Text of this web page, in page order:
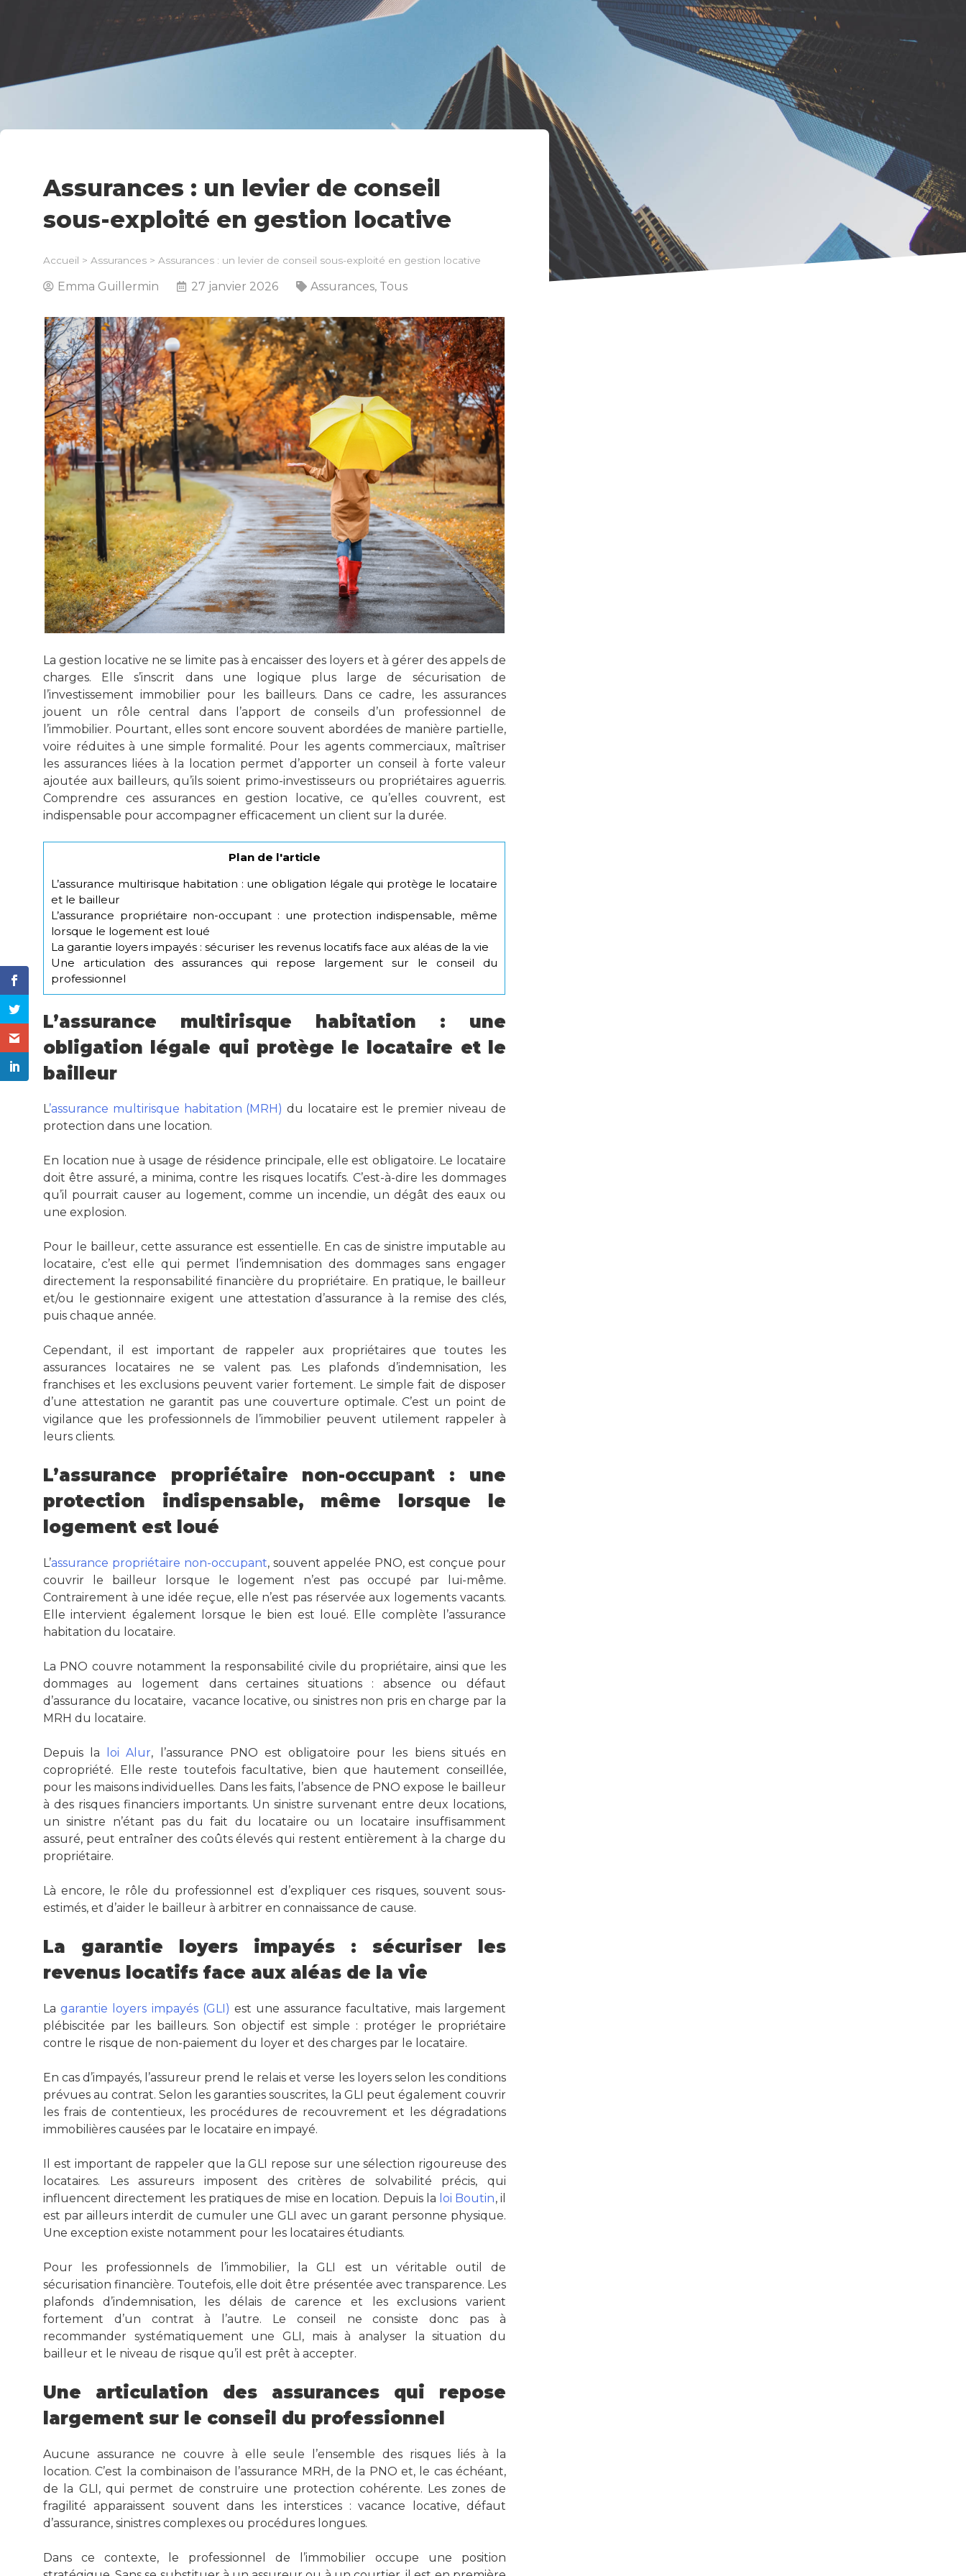
Assurances : un levier de conseil
sous-exploité en gestion locative
Accueil > Assurances > Assurances : un levier de conseil sous-exploité en gestion locative
Emma Guillermin 27 janvier 2026 Assurances, Tous
La gestion locative ne se limite pas à encaisser des loyers et à gérer des appels de
charges. Elle s’inscrit dans une logique plus large de sécurisation de
l’investissement immobilier pour les bailleurs. Dans ce cadre, les assurances
jouent un rôle central dans l’apport de conseils d’un professionnel de
l’immobilier. Pourtant, elles sont encore souvent abordées de manière partielle,
voire réduites à une simple formalité. Pour les agents commerciaux, maîtriser
les assurances liées à la location permet d’apporter un conseil à forte valeur
ajoutée aux bailleurs, qu’ils soient primo-investisseurs ou propriétaires aguerris.
Comprendre ces assurances en gestion locative, ce qu’elles couvrent, est
indispensable pour accompagner efficacement un client sur la durée.
Plan de l'article
L’assurance multirisque habitation : une obligation légale qui protège le locataire
et le bailleur
L’assurance propriétaire non-occupant : une protection indispensable, même
lorsque le logement est loué
La garantie loyers impayés : sécuriser les revenus locatifs face aux aléas de la vie
Une articulation des assurances qui repose largement sur le conseil du
professionnel
L’assurance multirisque habitation : une
obligation légale qui protège le locataire et le
bailleur
L’assurance multirisque habitation (MRH) du locataire est le premier niveau de
protection dans une location.
En location nue à usage de résidence principale, elle est obligatoire. Le locataire
doit être assuré, a minima, contre les risques locatifs. C’est-à-dire les dommages
qu’il pourrait causer au logement, comme un incendie, un dégât des eaux ou
une explosion.
Pour le bailleur, cette assurance est essentielle. En cas de sinistre imputable au
locataire, c’est elle qui permet l’indemnisation des dommages sans engager
directement la responsabilité financière du propriétaire. En pratique, le bailleur
et/ou le gestionnaire exigent une attestation d’assurance à la remise des clés,
puis chaque année.
Cependant, il est important de rappeler aux propriétaires que toutes les
assurances locataires ne se valent pas. Les plafonds d’indemnisation, les
franchises et les exclusions peuvent varier fortement. Le simple fait de disposer
d’une attestation ne garantit pas une couverture optimale. C’est un point de
vigilance que les professionnels de l’immobilier peuvent utilement rappeler à
leurs clients.
L’assurance propriétaire non-occupant : une
protection indispensable, même lorsque le
logement est loué
L’assurance propriétaire non-occupant, souvent appelée PNO, est conçue pour
couvrir le bailleur lorsque le logement n’est pas occupé par lui-même.
Contrairement à une idée reçue, elle n’est pas réservée aux logements vacants.
Elle intervient également lorsque le bien est loué. Elle complète l’assurance
habitation du locataire.
La PNO couvre notamment la responsabilité civile du propriétaire, ainsi que les
dommages au logement dans certaines situations : absence ou défaut
d’assurance du locataire, vacance locative, ou sinistres non pris en charge par la
MRH du locataire.
Depuis la loi Alur, l’assurance PNO est obligatoire pour les biens situés en
copropriété. Elle reste toutefois facultative, bien que hautement conseillée,
pour les maisons individuelles. Dans les faits, l’absence de PNO expose le bailleur
à des risques financiers importants. Un sinistre survenant entre deux locations,
un sinistre n’étant pas du fait du locataire ou un locataire insuffisamment
assuré, peut entraîner des coûts élevés qui restent entièrement à la charge du
propriétaire.
Là encore, le rôle du professionnel est d’expliquer ces risques, souvent sous-
estimés, et d’aider le bailleur à arbitrer en connaissance de cause.
La garantie loyers impayés : sécuriser les
revenus locatifs face aux aléas de la vie
Lagarantie loyers impayés (GLI) est une assurance facultative, mais largement
plébiscitée par les bailleurs. Son objectif est simple : protéger le propriétaire
contre le risque de non-paiement du loyer et des charges par le locataire.
En cas d’impayés, l’assureur prend le relais et verse les loyers selon les conditions
prévues au contrat. Selon les garanties souscrites, la GLI peut également couvrir
les frais de contentieux, les procédures de recouvrement et les dégradations
immobilières causées par le locataire en impayé.
Il est important de rappeler que la GLI repose sur une sélection rigoureuse des
locataires. Les assureurs imposent des critères de solvabilité précis, qui
influencent directement les pratiques de mise en location. Depuis la loi Boutin, il
est par ailleurs interdit de cumuler une GLI avec un garant personne physique.
Une exception existe notamment pour les locataires étudiants.
Pour les professionnels de l’immobilier, la GLI est un véritable outil de
sécurisation financière. Toutefois, elle doit être présentée avec transparence. Les
plafonds d’indemnisation, les délais de carence et les exclusions varient
fortement d’un contrat à l’autre. Le conseil ne consiste donc pas à
recommander systématiquement une GLI, mais à analyser la situation du
bailleur et le niveau de risque qu’il est prêt à accepter.
Une articulation des assurances qui repose
largement sur le conseil du professionnel
Aucune assurance ne couvre à elle seule l’ensemble des risques liés à la
location. C’est la combinaison de l’assurance MRH, de la PNO et, le cas échéant,
de la GLI, qui permet de construire une protection cohérente. Les zones de
fragilité apparaissent souvent dans les interstices : vacance locative, défaut
d’assurance, sinistres complexes ou procédures longues.
Dans ce contexte, le professionnel de l’immobilier occupe une position